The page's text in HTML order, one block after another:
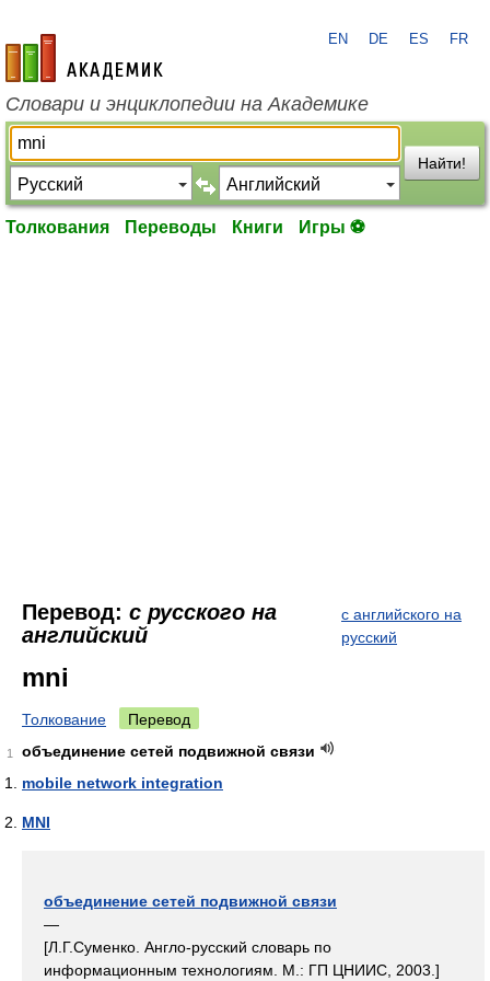
academic.ru
EN DE ES FR
Словари и энциклопедии на Академике
Найти!
Толкования Переводы Книги Игры ⚽
Перевод: с русского на
английский
с английского на
русский
mni
Толкование Перевод
1
объединение сетей подвижной связи
mobile network integration
MNI
объединение сетей подвижной связи
—
[Л.Г.Суменко. Англо-русский словарь по
информационным технологиям. М.: ГП ЦНИИС, 2003.]